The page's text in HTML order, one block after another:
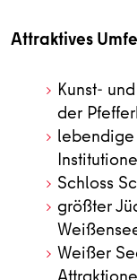
Attraktives
Kunst-
der
Schloss
größter
Weißer